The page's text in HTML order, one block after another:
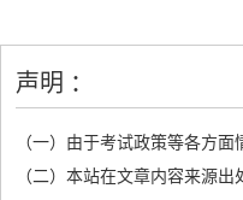
声明 ：
（一）由于考试政策等各方
（二）本站在文章内容来源